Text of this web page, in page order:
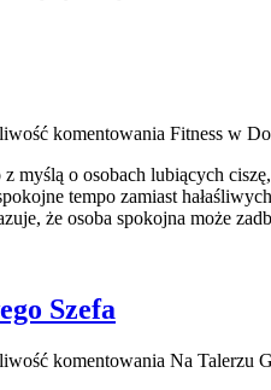
komentowania Fitness w
myślą o osobach lubiących
tempo zamiast
że osoba spokojna może
Szefa
komentowania Na Talerzu